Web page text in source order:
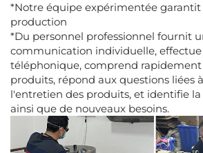
*Notre équipe expérimentée
production
*Du personnel professionnel fournit
communication individuelle, effectue
téléphonique, comprend
produits, répond aux questions liées
l'entretien des produits, et identifie
ainsi que de nouveaux besoins.